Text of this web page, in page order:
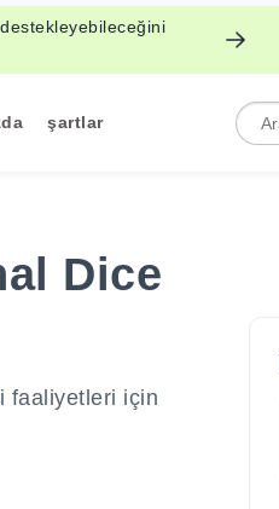
destekleyebileceğini
şartlar
Dice
faaliyetleri için